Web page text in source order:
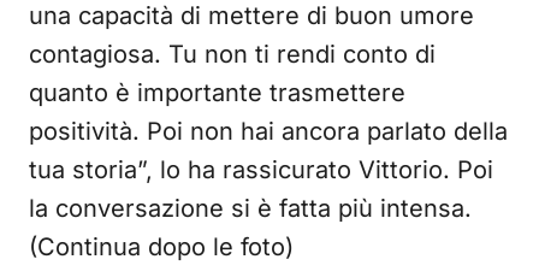
una capacità di mettere di buon umore
contagiosa. Tu non ti rendi conto di
quanto è importante trasmettere
positività. Poi non hai ancora parlato della
tua storia”, lo ha rassicurato Vittorio. Poi
la conversazione si è fatta più intensa.
(Continua dopo le foto)